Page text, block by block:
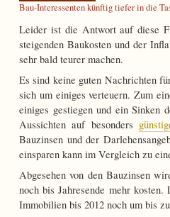
Bau-Interessenten künftig tiefer in die
Leider ist die Antwort auf diese
steigenden Baukosten und der
sehr bald teurer machen.
Es sind keine guten Nachrichten
sich um einiges verteuern. Zum
einiges gestiegen und ein Sinken
Aussichten auf besonders
Bauzinsen und der
einsparen kann im Vergleich zu
Abgesehen von den Bauzinsen
noch bis Jahresende mehr kosten.
Immobilien bis 2012 noch um bis